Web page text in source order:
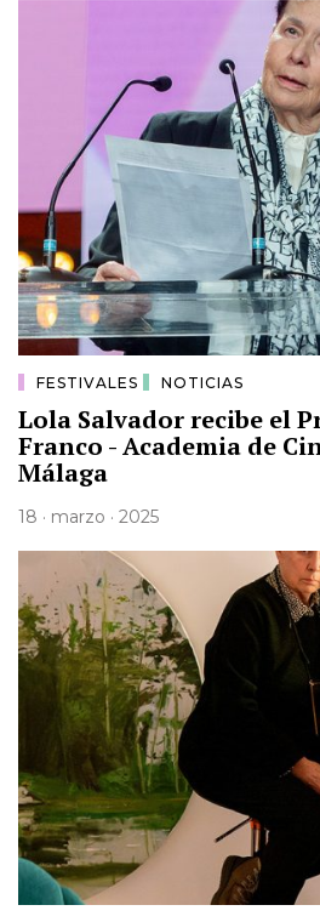
FESTIVALES NOTICIAS
Lola Salvador recibe el
Franco - Academia de
Málaga
18 · marzo · 2025